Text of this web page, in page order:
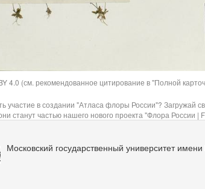
4.0 (см. рекомендованное цитирование в "Полной
участие в создании "Атласа флоры России"? Загружай
станут частью нашего нового проекта "Флора России |
Московский государственный университет